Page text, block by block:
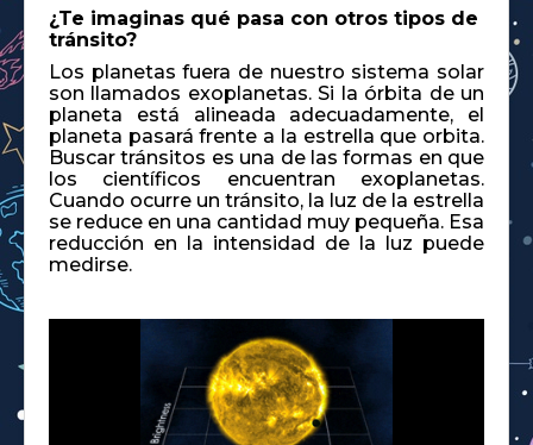
¿Te imaginas qué pasa con otros tipos de
tránsito?
Los planetas fuera de nuestro sistema solar
son llamados exoplanetas. Si la órbita de un
planeta está alineada adecuadamente, el
planeta pasará frente a la estrella que orbita.
Buscar tránsitos es una de las formas en que
los científicos encuentran exoplanetas.
Cuando ocurre un tránsito, la luz de la estrella
se reduce en una cantidad muy pequeña. Esa
reducción en la intensidad de la luz puede
medirse.